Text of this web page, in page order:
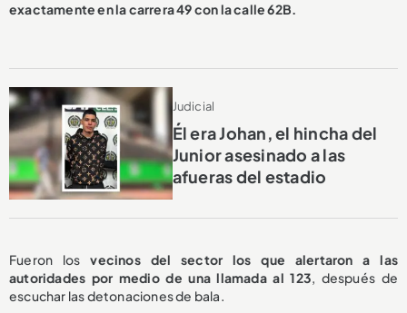
exactamente en la carrera 49 con la calle 62B.
Judicial
Él era Johan, el hincha del
Junior asesinado a las
afueras del estadio
Fueron losvecinos del sector los que alertaron a las
autoridades por medio de una llamada al 123 , después de
escuchar las detonaciones de bala.